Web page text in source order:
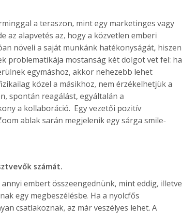
a teraszon, mint egy marketinges vagy
az alapvetés az, hogy a közvetlen emberi
növeli a saját munkánk hatékonyságát, hiszen
problematikája mostanság két dolgot vet fel: ha
egymáshoz, akkor nehezebb lehet
közel a másikhoz, nem érzékelhetjük a
spontán reagálást, egyáltalán a
a kollaboráció. Egy vezetői pozitív
ablak sarán megjelenik egy sárga smile-
számát.
embert összeengednünk, mint eddig, illetve
egy megbeszélésbe. Ha a nyolcfős
csatlakoznak, az már veszélyes lehet. A